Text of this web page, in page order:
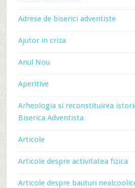
Adrese de biserici adventiste
Ajutor in criza
Anul Nou
Aperitive
Arheologia si reconstituirea
Biserica Adventista
Articole
Articole despre activitatea fizica
Articole despre bauturi